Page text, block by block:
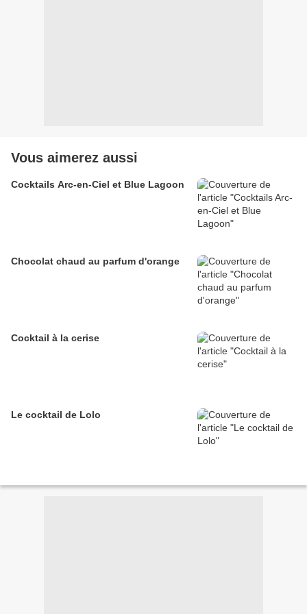
Vous aimerez aussi
Cocktails Arc-en-Ciel et Blue Lagoon
Chocolat chaud au parfum d'orange
Cocktail à la cerise
Le cocktail de Lolo